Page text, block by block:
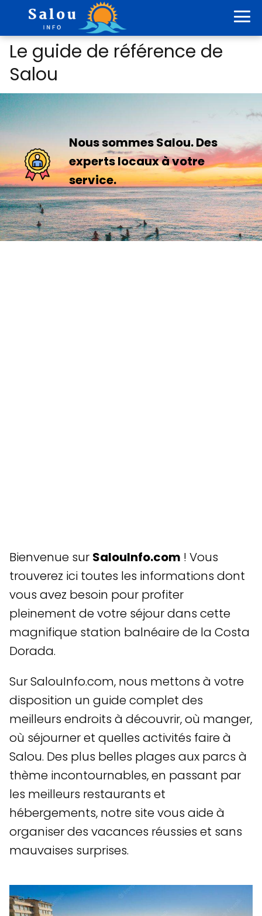
Le guide de référence de
Salou
Nous sommes Salou. Des
experts locaux à votre
service.
Bienvenue sur SalouInfo.com ! Vous
trouverez ici toutes les informations dont
vous avez besoin pour profiter
pleinement de votre séjour dans cette
magnifique station balnéaire de la Costa
Dorada.
Sur SalouInfo.com, nous mettons à votre
disposition un guide complet des
meilleurs endroits à découvrir, où manger,
où séjourner et quelles activités faire à
Salou. Des plus belles plages aux parcs à
thème incontournables, en passant par
les meilleurs restaurants et
hébergements, notre site vous aide à
organiser des vacances réussies et sans
mauvaises surprises.